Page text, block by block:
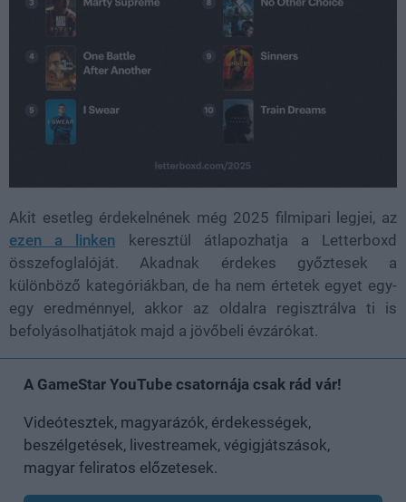
Akit esetleg érdekelnének még 2025 filmipari legjei, az
ezen a linken keresztül átlapozhatja a Letterboxd
összefoglalóját. Akadnak érdekes győztesek a
különböző kategóriákban, de ha nem értetek egyet egy-
egy eredménnyel, akkor az oldalra regisztrálva ti is
befolyásolhatjátok majd a jövőbeli évzárókat.
A GameStar YouTube csatornája csak rád vár!
Videótesztek, magyarázók, érdekességek,
beszélgetések, livestreamek, végigjátszások,
magyar feliratos előzetesek.